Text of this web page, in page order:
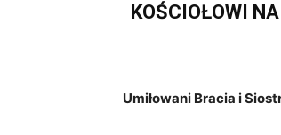
KOŚCIOŁOWI
Umiłowani Bracia i